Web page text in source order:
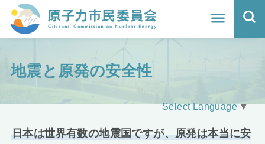
ホーム
よくわかる福島原発事故
核のごみの行方と課題
地震と原発の安全性
Select Language▼
日本は世界有数の地震国ですが、原発は本当に安